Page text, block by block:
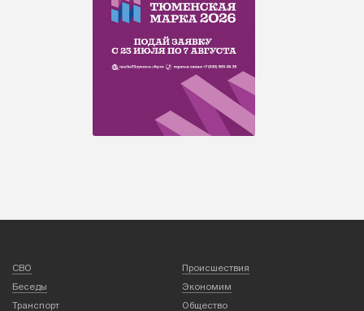
СВО
Происшествия
Беседы
Экономим
Транспорт
Общество